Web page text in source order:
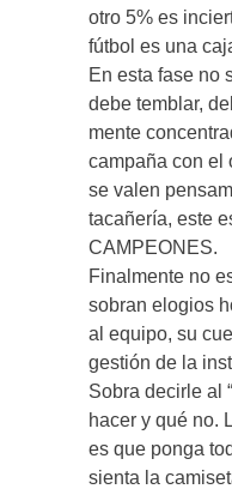
otro 5% es
fútbol es una
En esta fase no
debe temblar,
mente
campaña con el
se valen
tacañería, este
CAMPEONES.
Finalmente no
sobran elogios
al equipo, su
gestión de la
Sobra decirle al
hacer y qué no.
es que ponga
sienta la